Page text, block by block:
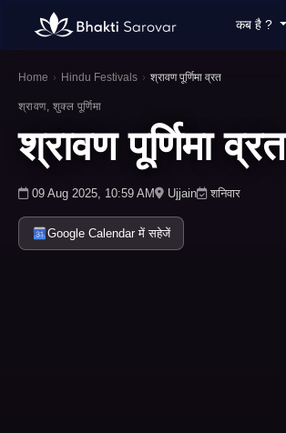
कब है ?
Home › Hindu Festivals › श्रावण पूर्णिमा व्रत
श्रावण, शुक्ल पूर्णिमा
श्रावण पूर्णिमा व्रत
09 Aug 2025, 10:59 AM Ujjain शनिवार
Google Calendar में सहेजें